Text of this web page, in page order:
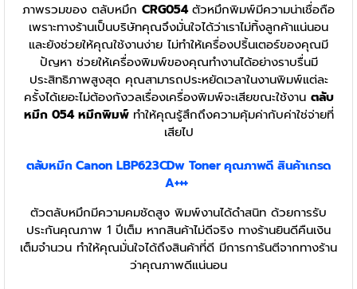
ภาพรวมของ ตลับหมึก CRG054ตัวหมึกพิมพ์มีความน่าเชื่อถือ
เพราะทางร้านเป็นบริษัทคุณจึงมั่นใจได้ว่าเราไม่ทิ้งลูกค้าแน่นอน
และยังช่วยให้คุณใช้งานง่าย ไม่ทำให้เครื่องปริ้นเตอร์ของคุณมี
ปัญหา ช่วยให้เครื่องพิมพ์ของคุณทำงานได้อย่างราบรื่นมี
ประสิทธิภาพสูงสุด คุณสามารถประหยัดเวลาในงานพิมพ์แต่ละ
ครั้งได้เยอะไม่ต้องกังวลเรื่องเครื่องพิมพ์จะเสียขณะใช้งาน ตลับ
หมึก 054หมึกพิมพ์ ทำให้คุณรู้สึกถึงความคุ้มค่ากับค่าใช่จ่ายที่
เสียไป
ตลับหมึก Canon LBP623CDw Tonerคุณภาพดี สินค้าเกรด
A+++
ตัวตลับหมึกมีความคมชัดสูง พิมพ์งานได้ดำสนิท ด้วยการรับ
ประกันคุณภาพ 1 ปีเต็ม หากสินค้าไม่ดีจริง ทางร้านยินดีคืนเงิน
เต็มจำนวน ทำให้คุณมั่นใจได้ถึงสินค้าที่ดี มีการการันตีจากทางร้าน
ว่าคุณภาพดีแน่นอน